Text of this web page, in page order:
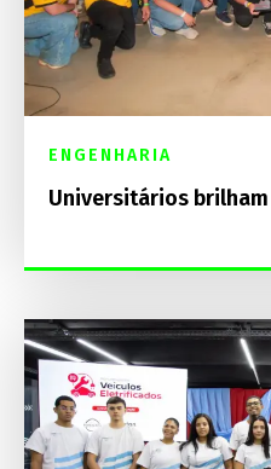
ENGENHARIA
Universitários brilham